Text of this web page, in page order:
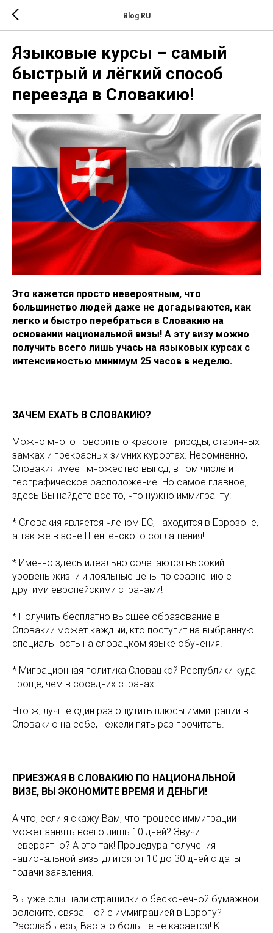
Blog RU
Языковые курсы – самый
быстрый и лёгкий способ
переезда в Словакию!
Это кажется просто невероятным, что
большинство людей даже не догадываются, как
легко и быстро перебраться в Словакию на
основании национальной визы! А эту визу можно
получить всего лишь учась на языковых курсах с
интенсивностью минимум 25 часов в неделю.
ЗАЧЕМ ЕХАТЬ В СЛОВАКИЮ?
Можно много говорить о красоте природы, старинных
замках и прекрасных зимних курортах. Несомненно,
Словакия имеет множество выгод, в том числе и
географическое расположение. Но самое главное,
здесь Вы найдёте всё то, что нужно иммигранту:
* Словакия является членом ЕС, находится в Еврозоне,
а так же в зоне Шенгенского соглашения!
* Именно здесь идеально сочетаются высокий
уровень жизни и лояльные цены по сравнению с
другими европейскими странами!
* Получить бесплатно высшее образование в
Словакии может каждый, кто поступит на выбранную
специальность на словацком языке обучения!
* Миграционная политика Словацкой Республики куда
проще, чем в соседних странах!
Что ж, лучше один раз ощутить плюсы иммиграции в
Словакию на себе, нежели пять раз прочитать.
ПРИЕЗЖАЯ В СЛОВАКИЮ ПО НАЦИОНАЛЬНОЙ
ВИЗЕ, ВЫ ЭКОНОМИТЕ ВРЕМЯ И ДЕНЬГИ!
А что, если я скажу Вам, что процесс иммиграции
может занять всего лишь 10 дней? Звучит
невероятно? А это так! Процедура получения
национальной визы длится от 10 до 30 дней с даты
подачи заявления.
Вы уже слышали страшилки о бесконечной бумажной
волоките, связанной с иммиграцией в Европу?
Расслабьтесь, Вас это больше не касается! К